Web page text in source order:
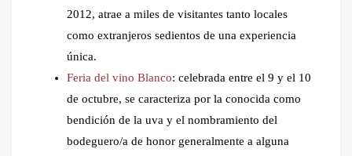
2012, atrae a miles de visitantes tanto locales
como extranjeros sedientos de una experiencia
única.
Feria del vino Blanco: celebrada entre el 9 y el 10
de octubre, se caracteriza por la conocida como
bendición de la uva y el nombramiento del
bodeguero/a de honor generalmente a alguna